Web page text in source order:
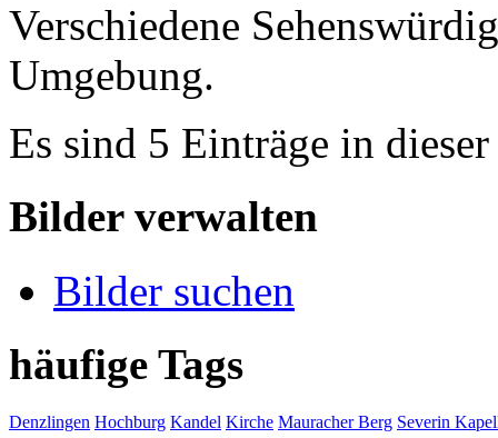
Verschiedene
Umgebung.
Es sind 5 Einträge in
Bilder verwalten
Bilder suchen
häufige Tags
Denzlingen Hochburg Kandel Kirche Mauracher Berg Severin